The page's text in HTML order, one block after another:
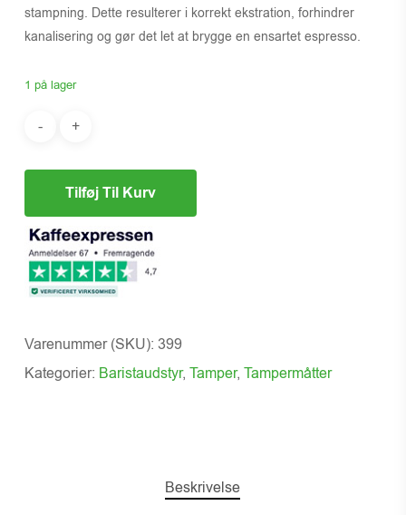
stampning. Dette resulterer i korrekt ekstration, forhindrer
kanalisering og gør det let at brygge en ensartet espresso.
1 på lager
Tilføj Til Kurv
Varenummer (SKU): 399
Kategorier: Baristaudstyr, Tamper, Tampermåtter
Beskrivelse